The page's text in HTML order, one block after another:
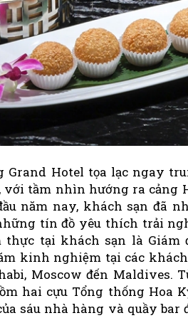
Grand Hotel tọa lạc ngay
với tầm nhìn hướng ra cảng
năm nay, khách sạn đã
tín đồ yêu thích trải
tại khách sạn là Giám
kinh nghiệm tại các
Moscow đến Maldives.
hai cựu Tổng thống Hoa
sáu nhà hàng và quầy bar